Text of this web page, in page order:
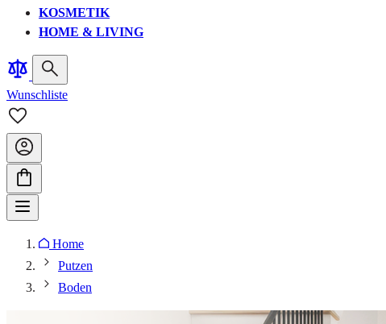
KOSMETIK
HOME & LIVING
Wunschliste
Home
Putzen
Boden